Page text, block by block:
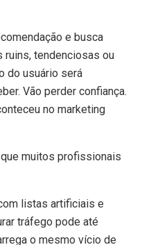
e busca
ruins, tendenciosas ou
do usuário será
Vão perder confiança.
no marketing
muitos profissionais
listas artificiais e
tráfego pode até
o mesmo vício de